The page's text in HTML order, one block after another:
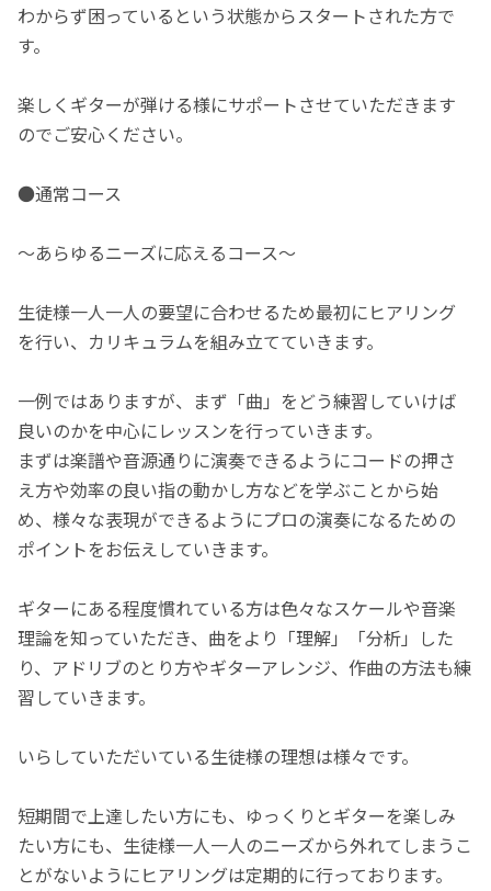
わからず困っているという状態からスタートされた方で
す。
楽しくギターが弾ける様にサポートさせていただきます
のでご安心ください。
●通常コース
〜あらゆるニーズに応えるコース〜
生徒様一人一人の要望に合わせるため最初にヒアリング
を行い、カリキュラムを組み立てていきます。
一例ではありますが、まず「曲」をどう練習していけば
良いのかを中心にレッスンを行っていきます。
まずは楽譜や音源通りに演奏できるようにコードの押さ
え方や効率の良い指の動かし方などを学ぶことから始
め、様々な表現ができるようにプロの演奏になるための
ポイントをお伝えしていきます。
ギターにある程度慣れている方は色々なスケールや音楽
理論を知っていただき、曲をより「理解」「分析」した
り、アドリブのとり方やギターアレンジ、作曲の方法も練
習していきます。
いらしていただいている生徒様の理想は様々です。
短期間で上達したい方にも、ゆっくりとギターを楽しみ
たい方にも、生徒様一人一人のニーズから外れてしまうこ
とがないようにヒアリングは定期的に行っております。